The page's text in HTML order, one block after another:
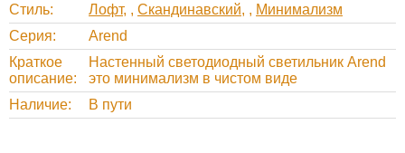
Стиль
Лофт , Скандинавский , Минимализм
Серия
Arend
Краткое
описание
Настенный светодиодный светильник Arend
это минимализм в чистом виде
Наличие
В пути